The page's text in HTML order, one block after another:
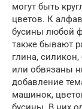
могут быть
цветов. К
бусины любой
также бывают
глина,
или обвязаны
добавление
машинок,